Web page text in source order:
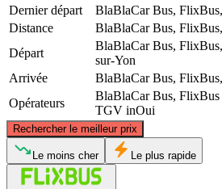
Dernier départ
BlaBlaCar Bus,
Distance
BlaBlaCar Bus,
Départ
BlaBlaCar Bus,
sur-Yon
Arrivée
BlaBlaCar Bus,
Opérateurs
BlaBlaCar Bus, FlixBus
TGV inOui
Rechercher le meilleur prix
La Roche-sur-Yon
Le moins cher Le plus rapide